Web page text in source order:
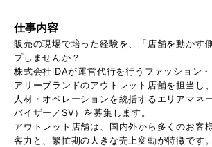
仕事内容
販売の現場で培った経験を、「店舗を動かす
プしませんか？
株式会社iDAが運営代行を行うファッション
アリーブランドのアウトレット店舗を担当し
人材・オペレーションを統括するエリアマネ
バイザー／SV）を募集します。
アウトレット店舗は、国内外から多くのお客
客力と、繁忙期の大きな売上変動が特徴です。